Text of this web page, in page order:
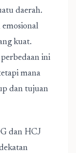
daerah.
kuat.
ini
mana
dan tujuan
dan HCJ